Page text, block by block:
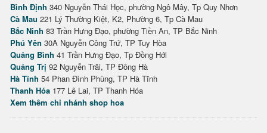
Bình Định 340 Nguyễn Thái Học, phường Ngô Mây, Tp Quy Nhơn
Cà Mau 221 Lý Thường Kiệt, K2, Phường 6, Tp Cà Mau
Bắc Ninh 83 Trần Hưng Đạo, phường Tiền An, TP Bắc Ninh
Phú Yên 30A Nguyễn Công Trứ, TP Tuy Hòa
Quảng Bình 41 Trần Hưng Đạo, Tp Đồng Hới
Quảng Trị 92 Nguyễn Trãi, TP Đông Hà
Hà Tĩnh 54 Phan Đình Phùng, TP Hà Tĩnh
Thanh Hóa 177 Lê Lai, TP Thanh Hóa
Xem thêm chi nhánh shop hoa